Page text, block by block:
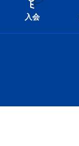
入会